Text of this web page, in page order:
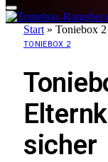
Start » Toniebox
TONIEBOX 2
sicher